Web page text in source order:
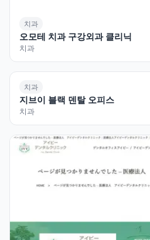
치과
오모테 치과 구강외과 클리닉
치과
치과
지브이 블랙 덴탈 오피스
치과